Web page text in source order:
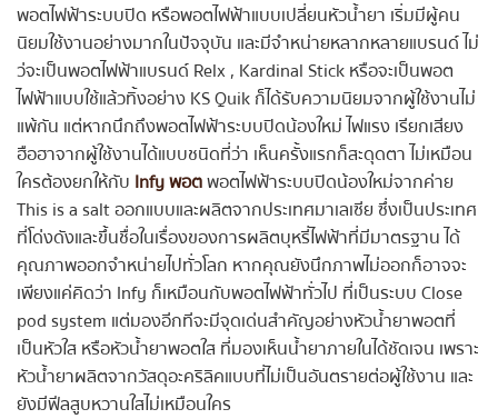
พอตไฟฟ้าระบบปิด หรือพอตไฟฟ้าแบบเปลี่ยนหัวน้ำยา เริ่มมีผู้คน
นิยมใช้งานอย่างมากในปัจจุบัน และมีจำหน่ายหลากหลายแบรนด์ ไม่
ว่จะเป็นพอตไฟฟ้าแบรนด์ Relx , Kardinal Stick หรือจะเป็นพอต
ไฟฟ้าแบบใช้แล้วทิ้งอย่าง KS Quik ก็ได้รับความนิยมจากผู้ใช้งานไม่
แพ้กัน แต่หากนึกถึงพอตไฟฟ้าระบบปิดน้องใหม่ ไฟแรง เรียกเสียง
ฮือฮาจากผู้ใช้งานได้แบบชนิดที่ว่า เห็นครั้งแรกก็สะดุดตา ไม่เหมือน
ใครต้องยกให้กับ Infy พอตพอตไฟฟ้าระบบปิดน้องใหม่จากค่าย
This is a salt ออกแบบและผลิตจากประเทศมาเลเซีย ซึ่งเป็นประเทศ
ที่โด่งดังและขึ้นชื่อในเรื่องของการผลิตบุหรี่ไฟฟ้าที่มีมาตรฐาน ได้
คุณภาพออกจำหน่ายไปทั่วโลก หากคุณยังนึกภาพไม่ออกก็อาจจะ
เพียงแค่คิดว่า Infy ก็เหมือนกับพอตไฟฟ้าทั่วไป ที่เป็นระบบ Close
pod system แต่มองอีกทีจะมีจุดเด่นสำคัญอย่างหัวน้ำยาพอตที่
เป็นหัวใส หรือหัวน้ำยาพอตใส ที่มองเห็นน้ำยาภายในได้ชัดเจน เพราะ
หัวน้ำยาผลิตจากวัสดุอะคริลิคแบบที่ไม่เป็นอันตรายต่อผู้ใช้งาน และ
ยังมีฟีลสูบหวานใสไม่เหมือนใคร